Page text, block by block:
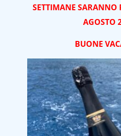
Vino rosso
qual è il
corretto di
Vino rosso o vino nero?È una
SETTIMANE SARANNO
AGOSTO
BUONE